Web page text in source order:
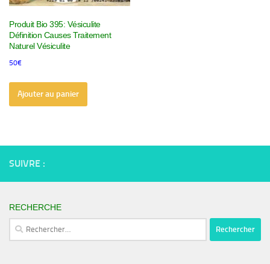
Produit Bio 395: Vésiculite
Définition Causes Traitement
Naturel Vésiculite
50€
Ajouter au panier
SUIVRE :
RECHERCHE
Rechercher :